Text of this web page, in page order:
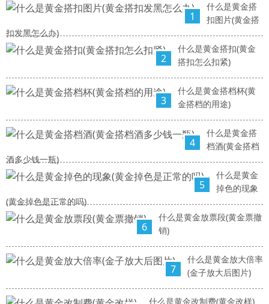
1
什么是黄金搭
扣图片(黄金搭
扣发黑怎么办)
2
什么是黄金搭扣(黄金
搭扣怎么扣紧)
3
什么是黄金搭档杯(黄
金搭档的用途)
4
什么是黄金搭
档酒(黄金搭档
酒多少钱一瓶)
5
什么是黄金
掉色的现象
(黄金掉色是正常的吗)
6
什么是黄金放票段(黄金票撤
销)
7
什么是黄金放大倍率
(金子放大后图片)
什么是黄金改制费(黄金改样)